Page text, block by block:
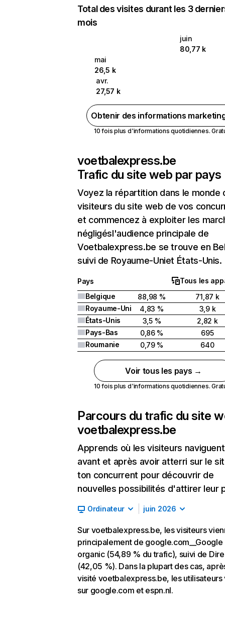
Total des visites durant les 3
mois
juin
80,77 k
mai
26,5 k
avr.
27,57 k
Obtenir des informations
10 fois plus d'informations quotidiennes.
voetbalexpress.be
Trafic du site web par pays
Voyez la répartition dans le monde
visiteurs du site web de vos
et commencez à exploiter les
négligésl'audience principale de
Voetbalexpress.be se trouve en
suivi de Royaume-Uniet États-Unis.
Pays
Tous les
Belgique
88,98 %
71,87 k
Royaume-Uni
4,83 %
3,9 k
États-Unis
3,5 %
2,82 k
Pays-Bas
0,86 %
695
Roumanie
0,79 % 640
Voir tous les pays →
10 fois plus d'informations quotidiennes.
Parcours du trafic du site
voetbalexpress.be
Apprends où les visiteurs naviguent
avant et après avoir atterri sur le
ton concurrent pour découvrir de
nouvelles possibilités d'attirer leur
Ordinateur juin 2026
Sur voetbalexpress.be, les visiteurs
principalement de google.com__Google
organic (54,89 % du trafic), suivi de
(42,05 %). Dans la plupart des cas,
visité voetbalexpress.be, les utilisateurs
sur google.com et espn.nl.